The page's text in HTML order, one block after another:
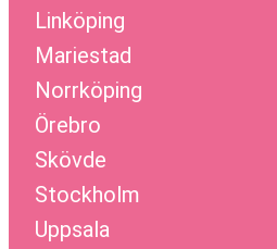
Linköping
Mariestad
Norrköping
Örebro
Skövde
Stockholm
Uppsala